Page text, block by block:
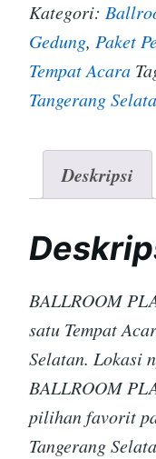
Kategori:
Gedung, Paket
Tempat Acara
Tangerang
Deskripsi
BALLROOM
satu Tempat
Selatan. Lokasi
BALLROOM
pilihan favorit
Tangerang